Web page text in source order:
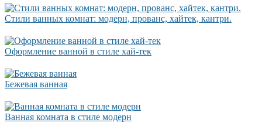
Стили ванных комнат: модерн, прованс, хайтек, кантри.
Оформление ванной в стиле хай-тек
Бежевая ванная
Ванная комната в стиле модерн